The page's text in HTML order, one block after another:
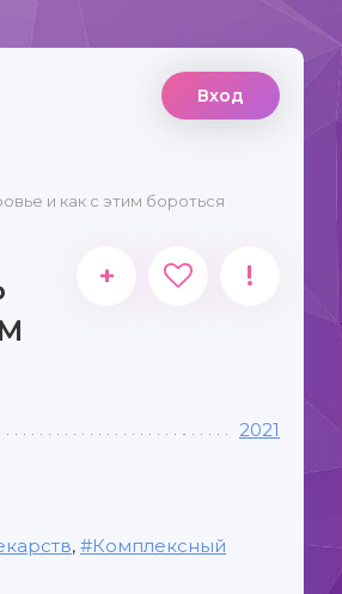
Вход
и как с этим бороться
+ !
2021
,
Комплексный